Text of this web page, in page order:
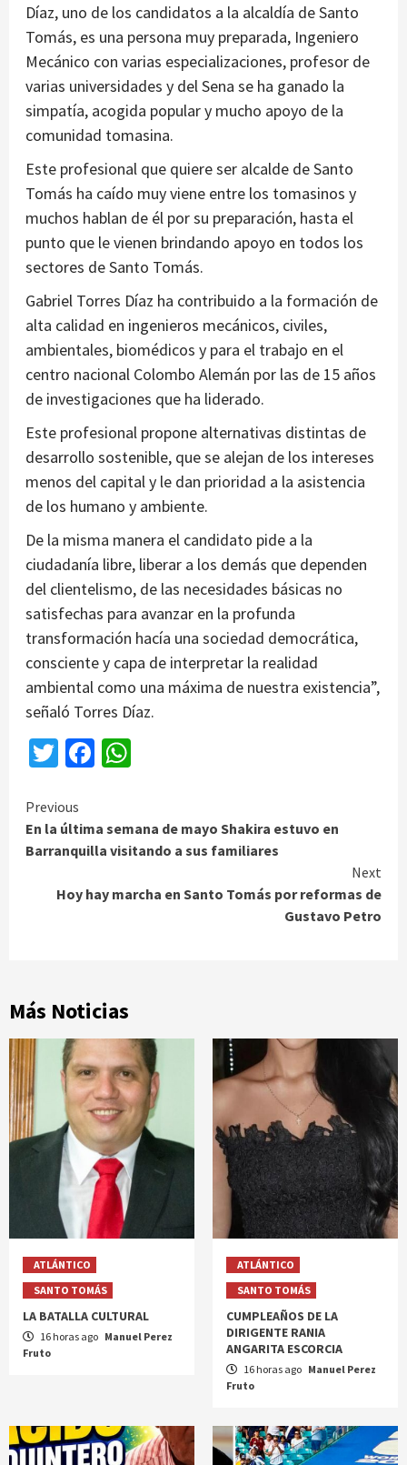
Díaz, uno de los candidatos a la alcaldía de Santo
Tomás, es una persona muy preparada, Ingeniero
Mecánico con varias especializaciones, profesor de
varias universidades y del Sena se ha ganado la
simpatía, acogida popular y mucho apoyo de la
comunidad tomasina.
Este profesional que quiere ser alcalde de Santo
Tomás ha caído muy viene entre los tomasinos y
muchos hablan de él por su preparación, hasta el
punto que le vienen brindando apoyo en todos los
sectores de Santo Tomás.
Gabriel Torres Díaz ha contribuido a la formación de
alta calidad en ingenieros mecánicos, civiles,
ambientales, biomédicos y para el trabajo en el
centro nacional Colombo Alemán por las de 15 años
de investigaciones que ha liderado.
Este profesional propone alternativas distintas de
desarrollo sostenible, que se alejan de los intereses
menos del capital y le dan prioridad a la asistencia
de los humano y ambiente.
De la misma manera el candidato pide a la
ciudadanía libre, liberar a los demás que dependen
del clientelismo, de las necesidades básicas no
satisfechas para avanzar en la profunda
transformación hacía una sociedad democrática,
consciente y capa de interpretar la realidad
ambiental como una máxima de nuestra existencia”,
señaló Torres Díaz.
TwitterFacebook
Continue
Reading
Previous
En la última semana de mayo Shakira estuvo en
Barranquilla visitando a sus familiares
Next
Hoy hay marcha en Santo Tomás por reformas de
Gustavo Petro
Más Noticias
ATLÁNTICO
SANTO TOMÁS
LA BATALLA CULTURAL
16 horas ago Manuel Perez
Fruto
ATLÁNTICO
SANTO TOMÁS
CUMPLEAÑOS DE LA
DIRIGENTE RANIA
ANGARITA ESCORCIA
16 horas ago Manuel Perez
Fruto